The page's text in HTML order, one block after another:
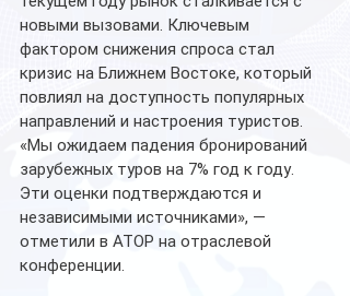
новыми вызовами. Ключевым
фактором снижения спроса стал
кризис на Ближнем Востоке, который
повлиял на доступность популярных
направлений и настроения туристов.
«Мы ожидаем падения бронирований
зарубежных туров на 7% год к году.
Эти оценки подтверждаются и
независимыми источниками», —
отметили в АТОР на отраслевой
конференции.